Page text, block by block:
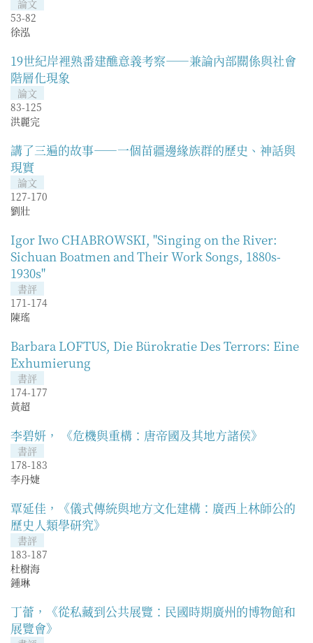
論文
53-82
徐泓
19世紀岸裡熟番建醮意義考察——兼論內部關係與社會
階層化現象
論文
83-125
洪麗完
講了三遍的故事——一個苗疆邊緣族群的歷史、神話與
現實
論文
127-170
劉壯
Igor Iwo CHABROWSKI, "Singing on the River:
Sichuan Boatmen and Their Work Songs, 1880s-
1930s"
書評
171-174
陳瑤
Barbara LOFTUS, Die Bürokratie Des Terrors: Eine
Exhumierung
書評
174-177
黃超
李碧妍， 《危機與重構：唐帝國及其地方諸侯》
書評
178-183
李丹婕
覃延佳，《儀式傳統與地方文化建構：廣西上林師公的
歷史人類學研究》
書評
183-187
杜樹海
鍾琳
丁蕾，《從私藏到公共展覽：民國時期廣州的博物館和
展覽會》